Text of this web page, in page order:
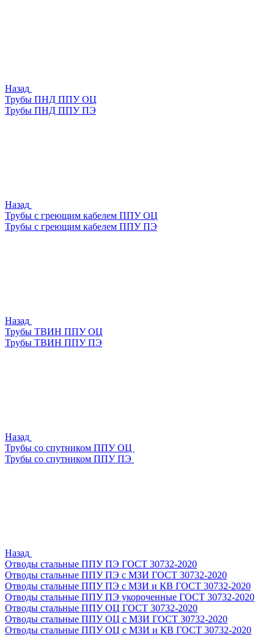
Назад
Трубы ПНД ППУ ОЦ
Трубы ПНД ППУ ПЭ
Назад
Трубы с греющим кабелем ППУ ОЦ
Трубы с греющим кабелем ППУ ПЭ
Назад
Трубы ТВИН ППУ ОЦ
Трубы ТВИН ППУ ПЭ
Назад
Трубы со спутником ППУ ОЦ
Трубы со спутником ППУ ПЭ
Назад
Отводы стальные ППУ ПЭ ГОСТ 30732-2020
Отводы стальные ППУ ПЭ с МЗИ ГОСТ 30732-2020
Отводы стальные ППУ ПЭ с МЗИ и КВ ГОСТ 30732-2020
Отводы стальные ППУ ПЭ укороченные ГОСТ 30732-2020
Отводы стальные ППУ ОЦ ГОСТ 30732-2020
Отводы стальные ППУ ОЦ с МЗИ ГОСТ 30732-2020
Отводы стальные ППУ ОЦ с МЗИ и КВ ГОСТ 30732-2020